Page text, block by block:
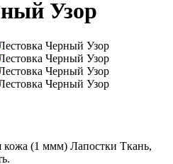
Узор
кожа (1 ммм) Лапостки Ткань,